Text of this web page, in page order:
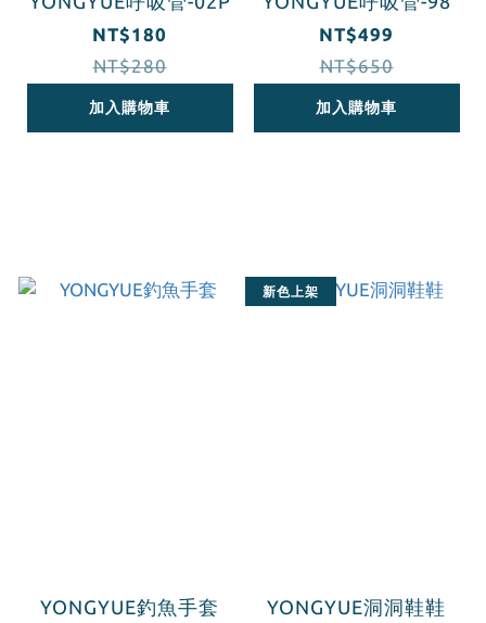
NT$180
NT$280
加入購物車
NT$499
NT$650
加入購物車
YONGYUE釣魚手套
新色上架
YONGYUE洞洞鞋鞋